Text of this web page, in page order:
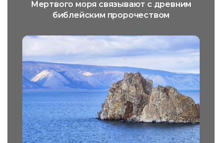
Мертвого моря связывают с древним
библейским пророчеством